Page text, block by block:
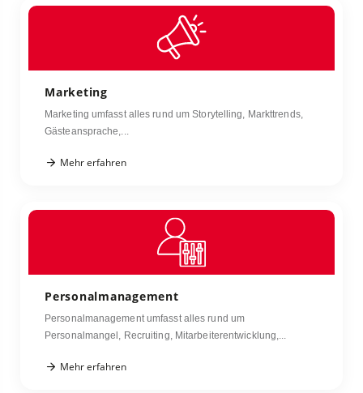
Marketing
Marketing umfasst alles rund um Storytelling, Markttrends,
Gästeansprache,...
Mehr erfahren
Personalmanagement
Personalmanagement umfasst alles rund um
Personalmangel, Recruiting, Mitarbeiterentwicklung,...
Mehr erfahren